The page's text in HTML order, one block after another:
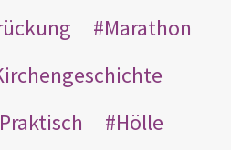
Marathon
Praktisch
Hölle